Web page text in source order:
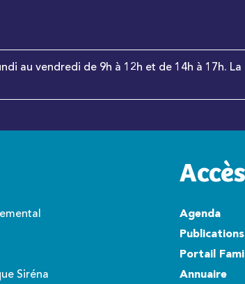
au vendredi de 9h à 12h et de 14h à 17h.
Siréna
Agenda
Publications
Portail
Annuaire